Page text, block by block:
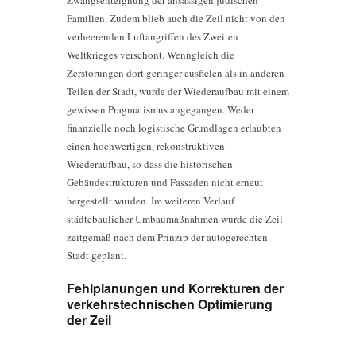
Familien. Zudem blieb auch die Zeil nicht von den
verheerenden Luftangriffen des Zweiten
Weltkrieges verschont. Wenngleich die
Zerstörungen dort geringer ausfielen als in anderen
Teilen der Stadt, wurde der Wiederaufbau mit einem
gewissen Pragmatismus angegangen. Weder
finanzielle noch logistische Grundlagen erlaubten
einen hochwertigen, rekonstruktiven
Wiederaufbau, so dass die historischen
Gebäudestrukturen und Fassaden nicht erneut
hergestellt wurden. Im weiteren Verlauf
städtebaulicher Umbaumaßnahmen wurde die Zeil
zeitgemäß nach dem Prinzip der autogerechten
Stadt geplant.
Fehlplanungen und Korrekturen der
verkehrstechnischen Optimierung
der Zeil